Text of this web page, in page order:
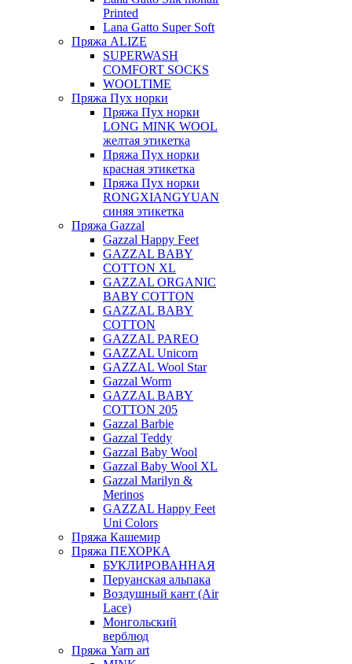
Printed
Lana Gatto Super Soft
Пряжа ALIZE
SUPERWASH
COMFORT SOCKS
WOOLTIME
Пряжа Пух норки
Пряжа Пух норки
LONG MINK WOOL
желтая этикетка
Пряжа Пух норки
красная этикетка
Пряжа Пух норки
RONGXIANGYUAN
синяя этикетка
Пряжа Gazzal
Gazzal Happy Feet
GAZZAL BABY
COTTON XL
GAZZAL ORGANIC
BABY COTTON
GAZZAL BABY
COTTON
GAZZAL PAREO
GAZZAL Unicorn
GAZZAL Wool Star
Gazzal Worm
GAZZAL BABY
COTTON 205
Gazzal Barbie
Gazzal Teddy
Gazzal Baby Wool
Gazzal Baby Wool XL
Gazzal Marilyn &
Merinos
GAZZAL Happy Feet
Uni Colors
Пряжа Кашемир
Пряжа ПЕХОРКА
БУКЛИРОВАННАЯ
Перуанская альпака
Воздушный кант (Air
Lace)
Монгольский
верблюд
Пряжа Yarn art